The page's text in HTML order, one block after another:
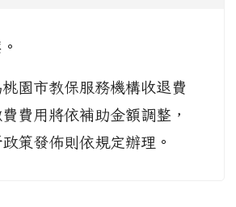
園市教保服務機構收退費
費用將依補助金額調整，
策發佈則依規定辦理。